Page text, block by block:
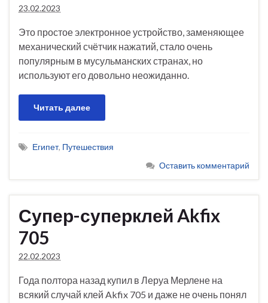
23.02.2023
Это простое электронное устройство, заменяющее
механический счётчик нажатий, стало очень
популярным в мусульманских странах, но
используют его довольно неожиданно.
Читать далее
Египет, Путешествия
Оставить комментарий
Супер-суперклей Akfix
705
22.02.2023
Года полтора назад купил в Леруа Мерлене на
всякий случай клей Akfix 705 и даже не очень понял